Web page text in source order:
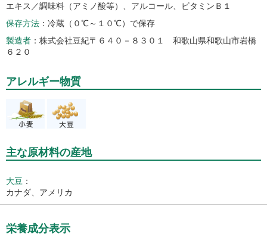
エキス／調味料（アミノ酸等）、アルコール、ビタミンＢ１
保存方法
冷蔵（０℃～１０℃）で保存
製造者
株式会社豆紀〒６４０－８３０１ 和歌山県和歌山市岩橋
６２０
アレルギー物質
主な原材料の産地
大豆 ：
カナダ、アメリカ
栄養成分表示